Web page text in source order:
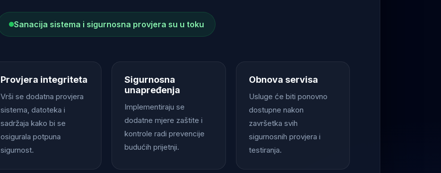
Sanacija sistema i sigurnosna provjera su u toku
Provjera integriteta
Vrši se dodatna provjera
sistema, datoteka i
sadržaja kako bi se
osigurala potpuna
sigurnost.
Sigurnosna
unapređenja
Implementiraju se
dodatne mjere zaštite i
kontrole radi prevencije
budućih prijetnji.
Obnova servisa
Usluge će biti ponovno
dostupne nakon
završetka svih
sigurnosnih provjera i
testiranja.